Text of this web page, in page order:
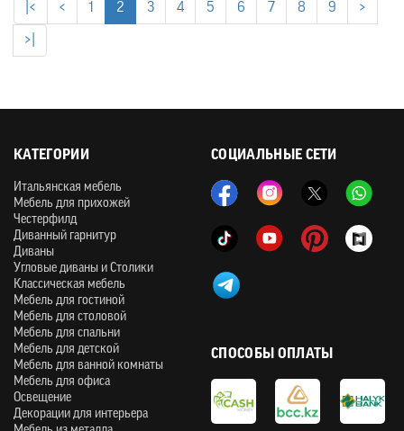
|< < 1 2 3 4 5 6 7 8 9 >
>|
СОЦИАЛЬНЫЕ СЕТИ
КАТЕГОРИИ
Итальянская мебель
Мебель для прихожей
Честерфилд
Диванный гарнитур
Диваны
Угловые диваны и Столики
Классическая мебель
Мебель для гостиной
Мебель для столовой
Мебель для спальни
Мебель для детской
Мебель для ванной комнаты
Мебель для офиса
Освещение
Декорации для интерьера
СПОСОБЫ ОПЛАТЫ